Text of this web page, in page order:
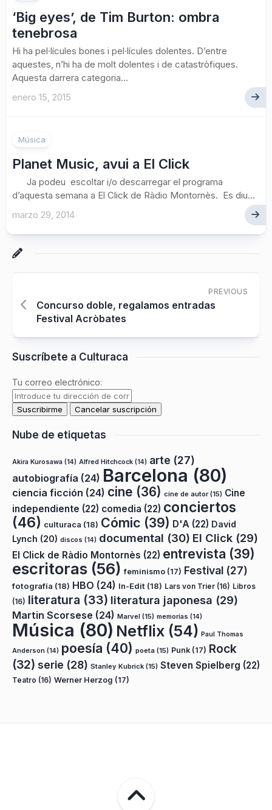
‘Big eyes’, de Tim Burton: ombra
tenebrosa
Hi ha pel·lícules bones i pel·lícules dolentes. D’entre
aquestes, n’hi ha de molt dolentes i de catastròfiques.
Aquesta darrera categoria...
enero 15, 2015
Música
Planet Music, avui a El Click
Ja podeu escoltar i/o descarregar el programa
d’aquesta semana a El Click de Ràdio Montornès. Es diu...
marzo 29, 2014
PREVIOUS
Concurso doble, regalamos entradas
Festival Acròbates
Suscríbete a Culturaca
Tu correo electrónico:
Nube de etiquetas
Akira Kurosawa (14) Alfred Hitchcock (14) arte (27)
autobiografía (24) Barcelona (80)
ciencia ficción (24) cine (36) cine de autor(15) Cine
independiente (22) comedia (22) conciertos
(46) culturaca (18) Cómic (39) D'A (22) David
Lynch (20) discos (14) documental (30) El Click (29)
El Click de Ràdio Montornès (22) entrevista (39)
escritoras (56) feminismo (17) Festival (27)
fotografía (18) HBO (24) In-Edit (18) Lars von Trier (16) Libros
(16) literatura (33) literatura japonesa (29)
Martin Scorsese (24) Marvel (15) memorias (14)
Música (80) Netflix (54) Paul Thomas
Anderson (14) poesía (40) poeta (15) Punk (17) Rock
(32) serie (28) Stanley Kubrick (15) Steven Spielberg (22)
Teatro (16) Werner Herzog (17)